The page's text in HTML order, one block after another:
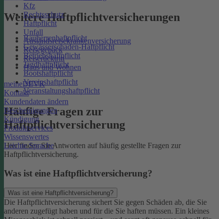
Kfz
Rechtsschutz
Haftpflicht
Unfall
Auslandsreisekrankenversicherung
Reisegepäck
Reiserücktritt
Haus und Wohnen
meineDEVK
Kontakt
Kundendaten ändern
Bescheinigungen
Kündigung
Produktservices
Wissenswertes
Leichte Sprache
Weitere Haftpflichtversicherungen
Bauherrenhaftpflicht
Gewässerschaden-Haftpflicht
Betriebshaftpflicht
Jagdhaftpflicht
Bootshaftpflicht
Vereinshaftpflicht
Veranstaltungshaftpflicht
Häufige Fragen zur
Haftpflichtversicherung
Hier finden Sie Antworten auf häufig gestellte Fragen zur
Haftpflichtversicherung.
Was ist eine Haftpflichtversicherung?
Was ist eine Haftpflichtversicherung?
Die Haftpflichtversicherung sichert Sie gegen Schäden ab, die Sie
anderen zugefügt haben und für die Sie haften müssen. Ein kleines